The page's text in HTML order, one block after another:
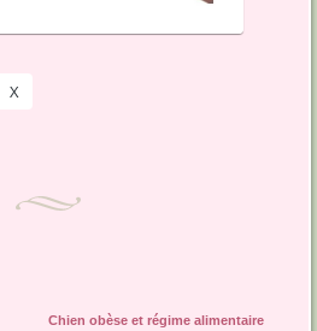
X
Chien obèse et régime alimentaire